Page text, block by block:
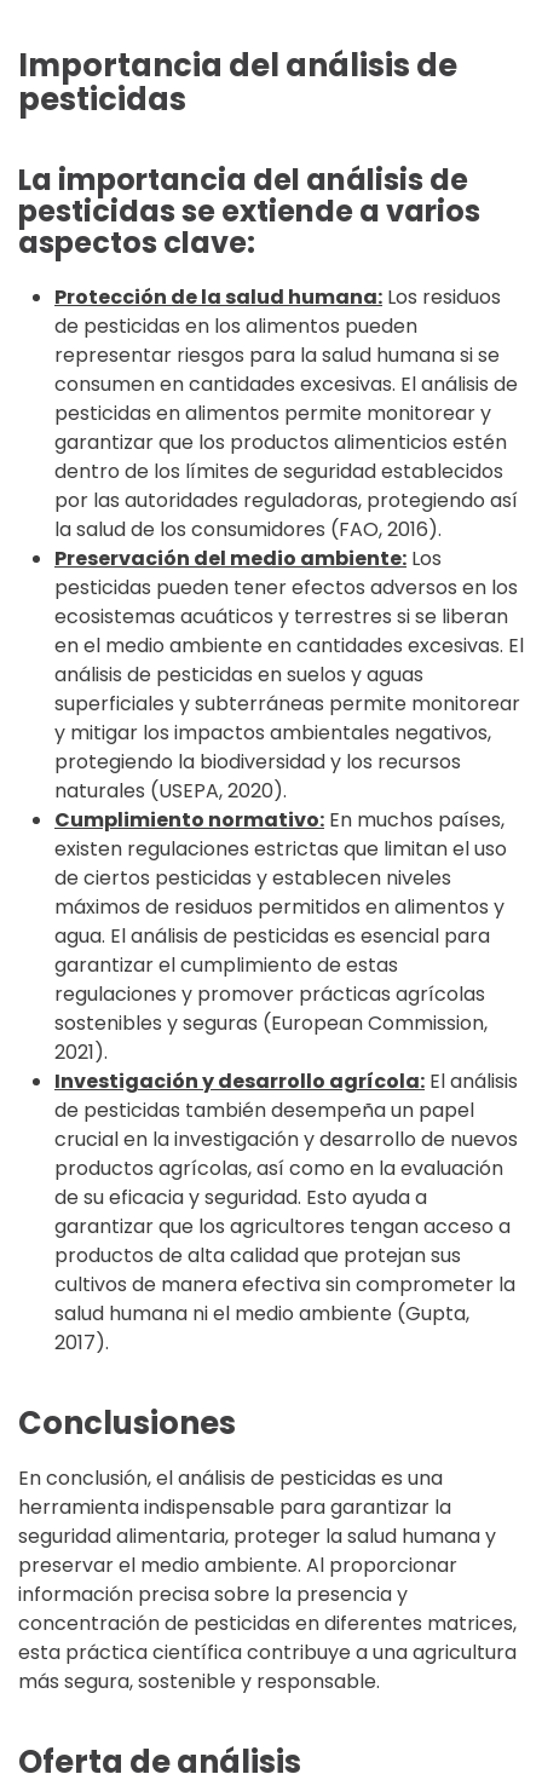
Importancia del análisis de
pesticidas
La importancia del análisis de
pesticidas se extiende a varios
aspectos clave:
Protección de la salud humana: Los residuos
de pesticidas en los alimentos pueden
representar riesgos para la salud humana si se
consumen en cantidades excesivas. El análisis de
pesticidas en alimentos permite monitorear y
garantizar que los productos alimenticios estén
dentro de los límites de seguridad establecidos
por las autoridades reguladoras, protegiendo así
la salud de los consumidores (FAO, 2016).
Preservación del medio ambiente: Los
pesticidas pueden tener efectos adversos en los
ecosistemas acuáticos y terrestres si se liberan
en el medio ambiente en cantidades excesivas. El
análisis de pesticidas en suelos y aguas
superficiales y subterráneas permite monitorear
y mitigar los impactos ambientales negativos,
protegiendo la biodiversidad y los recursos
naturales (USEPA, 2020).
Cumplimiento normativo: En muchos países,
existen regulaciones estrictas que limitan el uso
de ciertos pesticidas y establecen niveles
máximos de residuos permitidos en alimentos y
agua. El análisis de pesticidas es esencial para
garantizar el cumplimiento de estas
regulaciones y promover prácticas agrícolas
sostenibles y seguras (European Commission,
2021).
Investigación y desarrollo agrícola: El análisis
de pesticidas también desempeña un papel
crucial en la investigación y desarrollo de nuevos
productos agrícolas, así como en la evaluación
de su eficacia y seguridad. Esto ayuda a
garantizar que los agricultores tengan acceso a
productos de alta calidad que protejan sus
cultivos de manera efectiva sin comprometer la
salud humana ni el medio ambiente (Gupta,
2017).
Conclusiones
En conclusión, el análisis de pesticidas es una
herramienta indispensable para garantizar la
seguridad alimentaria, proteger la salud humana y
preservar el medio ambiente. Al proporcionar
información precisa sobre la presencia y
concentración de pesticidas en diferentes matrices,
esta práctica científica contribuye a una agricultura
más segura, sostenible y responsable.
Oferta de análisis